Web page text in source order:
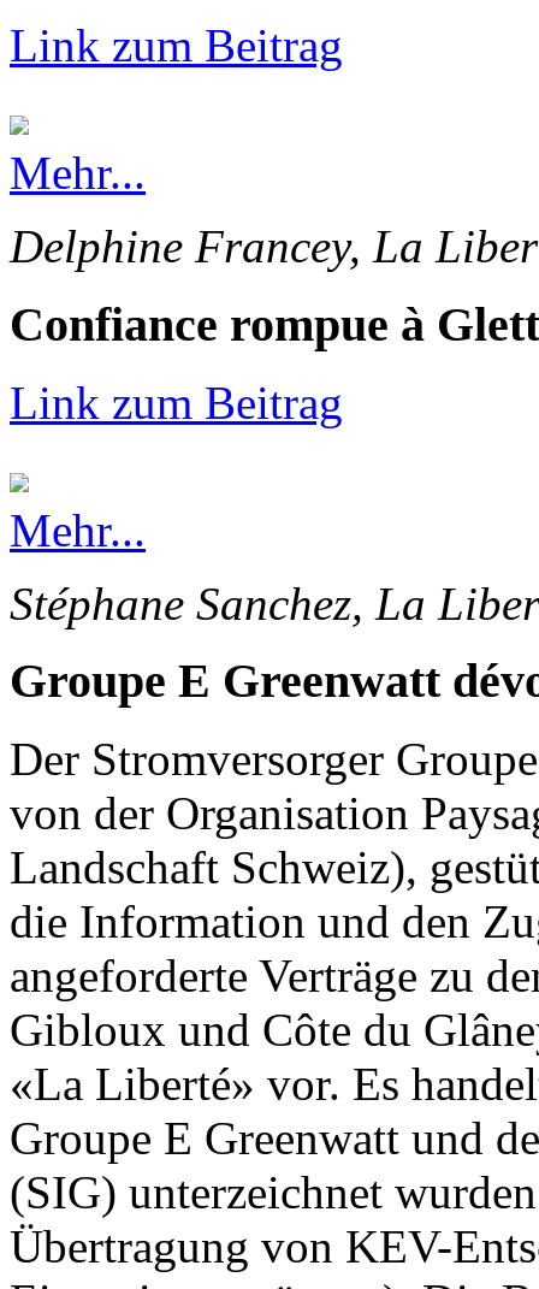
Link zum Beitrag
Mehr...
Delphine Francey, La
Confiance rompue à
Link zum Beitrag
Mehr...
Stéphane Sanchez, La
Groupe E Greenwatt
Der Stromversorger
von der Organisation
Landschaft Schweiz),
die Information und den
angeforderte Verträge zu
Gibloux und Côte du
«La Liberté» vor. Es
Groupe E Greenwatt und
(SIG) unterzeichnet
Übertragung von KEV-